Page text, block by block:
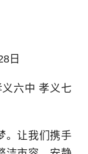
日
六中 孝义七
。让我们携手